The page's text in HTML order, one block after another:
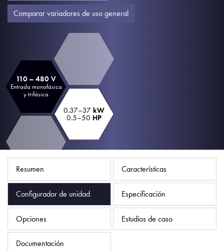
Comparar variadores de uso general
110 – 480 V
Entrada monofásica
y trifásica
0.37–37 kW
0.5–50 HP
Resumen Características
Configurador de unidad Especificación
Opciones Estudios de caso
Documentación